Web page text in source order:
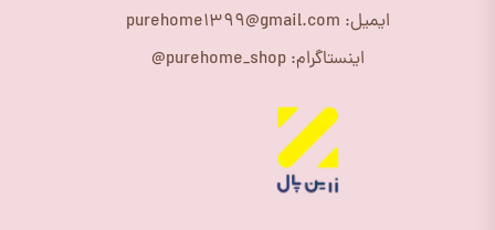
ایمیل: purehome1399@gmail.com
اینستاگرام: purehome_shop@